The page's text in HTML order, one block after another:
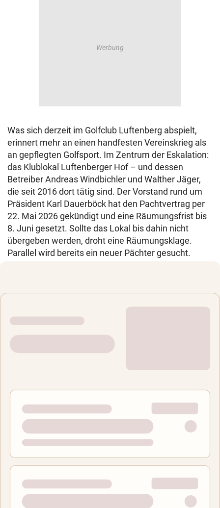
Was sich derzeit im Golfclub Luftenberg abspielt,
erinnert mehr an einen handfesten Vereinskrieg als
an gepflegten Golfsport. Im Zentrum der Eskalation:
das Klublokal Luftenberger Hof – und dessen
Betreiber Andreas Windbichler und Walther Jäger,
die seit 2016 dort tätig sind. Der Vorstand rund um
Präsident Karl Dauerböck hat den Pachtvertrag per
22. Mai 2026 gekündigt und eine Räumungsfrist bis
8. Juni gesetzt. Sollte das Lokal bis dahin nicht
übergeben werden, droht eine Räumungsklage.
Parallel wird bereits ein neuer Pächter gesucht.